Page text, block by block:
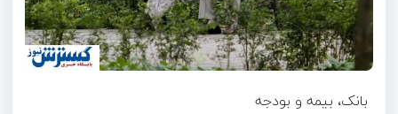
بانک، بیمه و بودجه